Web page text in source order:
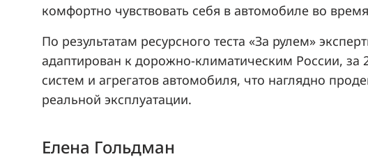
комфортно чувствовать себя в автомобиле во
По результатам ресурсного теста «За рулем»
адаптирован к дорожно-климатическим России,
систем и агрегатов автомобиля, что наглядно
реальной эксплуатации.
Елена Гольдман